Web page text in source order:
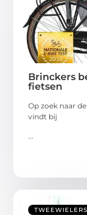
Brinckers
fietsen
Op zoek naar
vindt bij
...
TWEEWIELERS